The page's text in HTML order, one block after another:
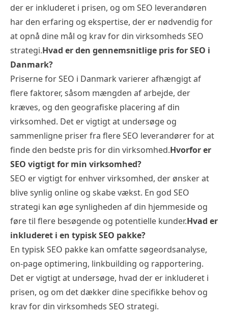
der er inkluderet i prisen, og om SEO leverandøren
har den erfaring og ekspertise, der er nødvendig for
at opnå dine mål og krav for din virksomheds SEO
strategi.Hvad er den gennemsnitlige pris for SEO i
Danmark?
Priserne for SEO i Danmark varierer afhængigt af
flere faktorer, såsom mængden af arbejde, der
kræves, og den geografiske placering af din
virksomhed. Det er vigtigt at undersøge og
sammenligne priser fra flere SEO leverandører for at
finde den bedste pris for din virksomhed.Hvorfor er
SEO vigtigt for min virksomhed?
SEO er vigtigt for enhver virksomhed, der ønsker at
blive synlig online og skabe vækst. En god SEO
strategi kan øge synligheden af ​​din hjemmeside og
føre til flere besøgende og potentielle kunder.Hvad er
inkluderet i en typisk SEO pakke?
En typisk SEO pakke kan omfatte søgeordsanalyse,
on-page optimering, linkbuilding og rapportering.
Det er vigtigt at undersøge, hvad der er inkluderet i
prisen, og om det dækker dine specifikke behov og
krav for din virksomheds SEO strategi.